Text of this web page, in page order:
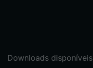
Downloads disponíveis